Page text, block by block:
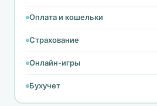
Оплата и кошельки
Страхование
Онлайн-игры
Бухучет